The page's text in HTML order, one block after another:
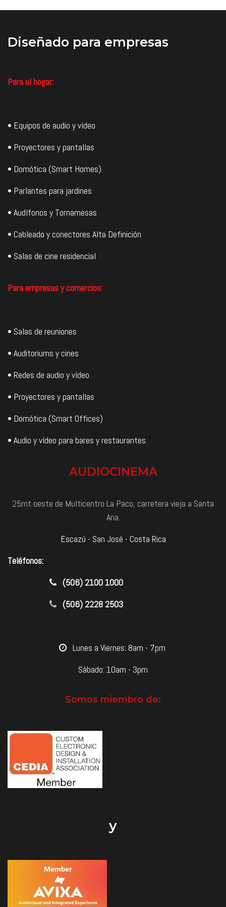
24 Hz. Gabinetes de baja
y otros equipos NO se incluyen,
son solamente para efecto
Diseñado para empresas
Para el hogar:
• Equipos de audio y vídeo
• Proyectores y pantallas
• Domótica (Smart Homes)
• Parlantes para jardines
• Audífonos y Tornamesas
• Cableado y conectores Alta Definición
• Salas de cine residencial
Para empresas y comercios:
• Salas de reuniones
• Auditoriums y cines
• Redes de audio y vídeo
• Proyectores y pantallas
• Domótica (Smart Offices)
• Audio y vídeo para bares y restaurantes.
AUDIOCINEMA
25mt oeste de Multicentro La Paco, carretera vieja a Santa
Ana.
Escazú - San José - Costa Rica
Teléfonos:
​(506) 2100 1000
(506) 2228 2503
​Lunes a Viernes: 8am - 7pm
Sábado: 10am - 3pm
Somos miembro de:
y